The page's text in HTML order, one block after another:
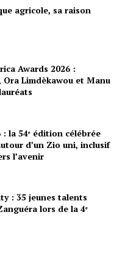
agricole, sa raison
Awards 2026 :
Ora Limdèkawou et Manu
: la 54ᵉ édition célébrée
d’un Zio uni, inclusif
l’avenir
: 35 jeunes talents
lors de la 4ᵉ